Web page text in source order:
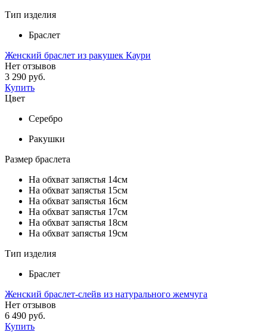
Тип изделия
Браслет
Женский браслет из ракушек Каури
Нет отзывов
3 290 руб.
Купить
Цвет
Серебро
Ракушки
Размер браслета
На обхват запястья 14см
На обхват запястья 15см
На обхват запястья 16см
На обхват запястья 17см
На обхват запястья 18см
На обхват запястья 19см
Тип изделия
Браслет
Женский браслет-слейв из натурального жемчуга
Нет отзывов
6 490 руб.
Купить